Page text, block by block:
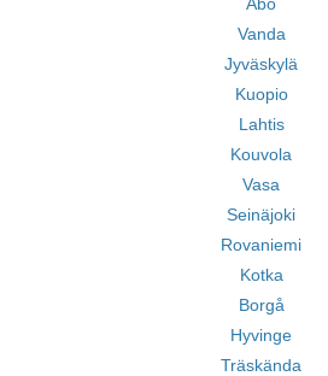
Vanda
Jyväskylä
Kuopio
Lahtis
Kouvola
Vasa
Seinäjoki
Rovaniemi
Kotka
Borgå
Hyvinge
Träskända